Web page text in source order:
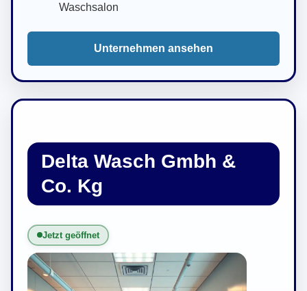
Waschsalon
Unternehmen ansehen
Delta Wasch Gmbh &
Co. Kg
Jetzt geöffnet